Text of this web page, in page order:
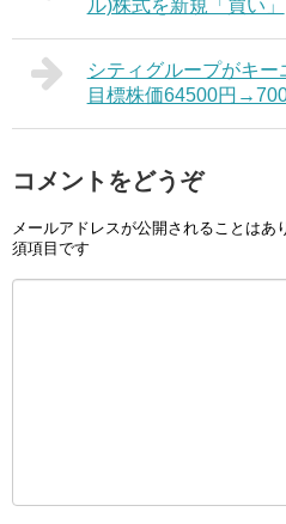
ル)株式を新規「買い」
シティグループがキー
目標株価64500円
コメントをどうぞ
メールアドレスが公開されることはあ
須項目です